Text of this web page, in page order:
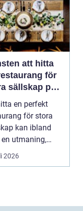
att hitta
för
sällskap på
i
en perfekt
för stora
kan ibland
utmaning,
2026